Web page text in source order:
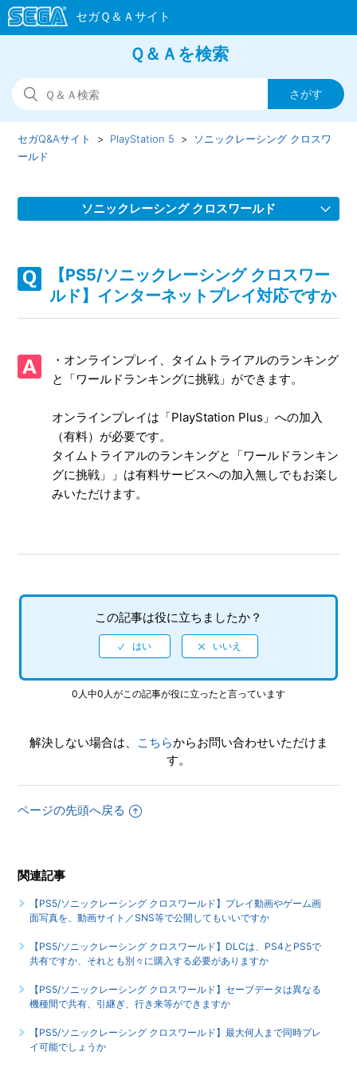
Ｑ＆Ａを検索
セガQ&Aサイト PlayStation 5
ソニックレーシング クロスワ
ールド
ソニックレーシング クロスワールド
組んでゲームが進行しない場合があります
【PS5/ソニックレーシング クロスワールド】フェスタが開
【PS5/ソニックレーシング クロスワールド】体験版はあり
ますか
【PS5/ソニックレーシング クロスワールド】CNTやONTの
プレイ特典はありますか
【PS5/ソニックレーシング クロスワールド】アイテム「キ
ングブーブ」「ウェイト」を使った時、なぜか自分が攻撃さ
【PS5/ソニックレーシング クロスワールド】取扱説明書
（マニュアル）はありますか
【PS5/ソニックレーシング クロスワールド】プレイ動画や
対応していますか（制限されている機能はありますか）
【PS5/ソニックレーシング クロスワールド】ゲームが難し
【PS5/ソニックレーシング クロスワー
ルド】インターネットプレイ対応ですか
・オンラインプレイ、タイムトライアルのランキング
と「ワールドランキングに挑戦」ができます。
オンラインプレイは「PlayStation Plus」への加入
（有料）が必要です。
タイムトライアルのランキングと「ワールドランキン
グに挑戦」」は有料サービスへの加入無しでもお楽し
みいただけます。
この記事は役に立ちましたか？
0人中0人がこの記事が役に立ったと言っています
解決しない場合は、 こちらからお問い合わせいただけま
す。
ページの先頭へ戻る
関連記事
【PS5/ソニックレーシング クロスワールド】プレイ動画やゲーム画
面写真を、動画サイト／SNS等で公開してもいいですか
【PS5/ソニックレーシング クロスワールド】DLCは、PS4とPS5で
共有ですか、それとも別々に購入する必要がありますか
【PS5/ソニックレーシング クロスワールド】セーブデータは異なる
機種間で共有、引継ぎ、行き来等ができますか
【PS5/ソニックレーシング クロスワールド】最大何人まで同時プレ
イ可能でしょうか